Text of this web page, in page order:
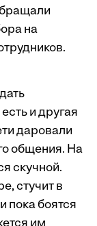
на
и другая
даровали
общения. На
скучной.
стучит в
пока боятся